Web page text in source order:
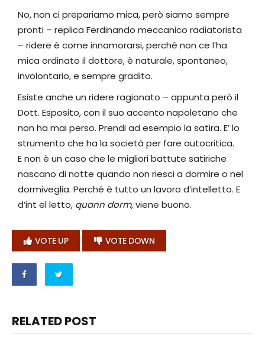
No, non ci prepariamo mica, però siamo sempre
pronti – replica Ferdinando meccanico radiatorista
– ridere è come innamorarsi, perché non ce l’ha
mica ordinato il dottore, è naturale, spontaneo,
involontario, e sempre gradito.
Esiste anche un ridere ragionato – appunta però il
Dott. Esposito, con il suo accento napoletano che
non ha mai perso. Prendi ad esempio la satira. E’ lo
strumento che ha la società per fare autocritica.
E non è un caso che le migliori battute satiriche
nascano di notte quando non riesci a dormire o nel
dormiveglia. Perché è tutto un lavoro d’intelletto. E
d’int el letto, quann dorm, viene buono.
VOTE UP VOTE DOWN
RELATED POST